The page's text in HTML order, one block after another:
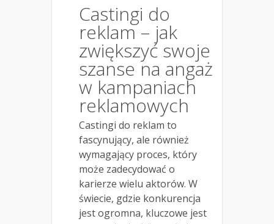
Castingi do
reklam – jak
zwiększyć swoje
szanse na angaż
w kampaniach
reklamowych
Castingi do reklam to
fascynujący, ale również
wymagający proces, który
może zadecydować o
karierze wielu aktorów. W
świecie, gdzie konkurencja
jest ogromna, kluczowe jest